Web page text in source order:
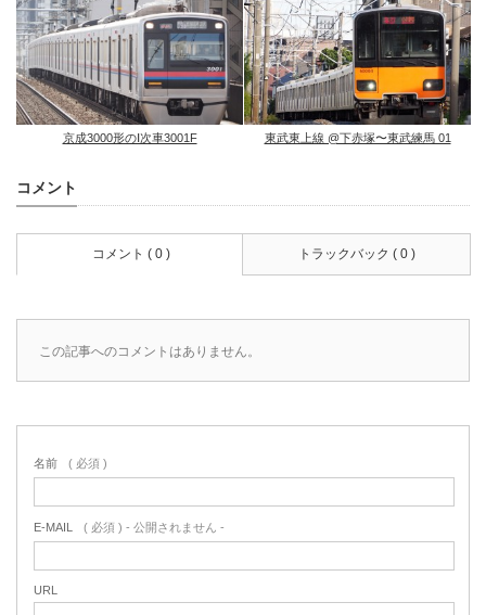
京成3000形のⅠ次車3001F 東武東上線 @下赤塚〜東武練馬 01
コメント
コメント ( 0 ) トラックバック ( 0 )
この記事へのコメントはありません。
名前 ( 必須 )
E-MAIL ( 必須 ) - 公開されません -
URL